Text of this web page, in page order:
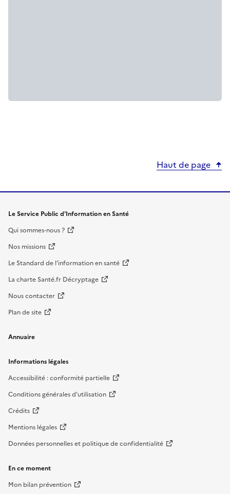
Haut de page
Le Service Public d'Information en Santé
Qui sommes-nous ?
Nos missions
Le Standard de l’information en santé
La charte Santé.fr Décryptage
Nous contacter
Plan de site
Annuaire
Informations légales
Accessibilité : conformité partielle
Conditions générales d'utilisation
Crédits
Mentions légales
Données personnelles et politique de confidentialité
En ce moment
Mon bilan prévention